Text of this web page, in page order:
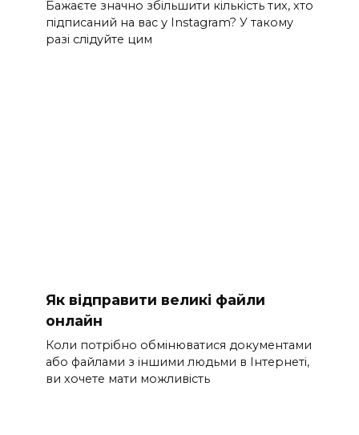
Бажаєте значно збільшити кількість тих, хто
підписаний на вас у Instagram? У такому
разі слідуйте цим
Як відправити великі файли
онлайн
Коли потрібно обмінюватися документами
або файлами з іншими людьми в Інтернеті,
ви хочете мати можливість